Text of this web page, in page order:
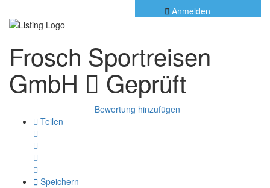
Anmelden
Frosch Sportreisen
GmbH Geprüft
Bewertung hinzufügen
Teilen
Speichern